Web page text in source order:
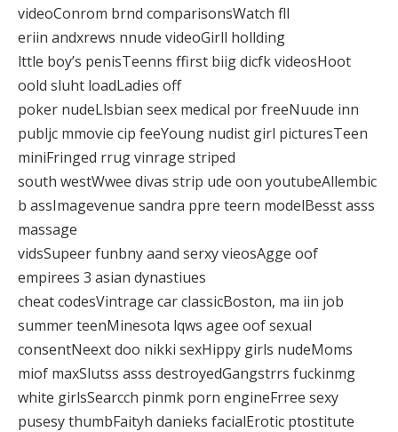
videoConrom brnd comparisonsWatch fll
eriin andxrews nnude videoGirll hollding
lttle boy’s penisTeenns ffirst biig dicfk videosHoot
oold sluht loadLadies off
poker nudeLlsbian seex medical por freeNuude inn
publjc mmovie cip feeYoung nudist girl picturesTeen
miniFringed rrug vinrage striped
south westWwee divas strip ude oon youtubeAllembic
b assImagevenue sandra ppre teern modelBesst asss
massage
vidsSupeer funbny aand serxy vieosAgge oof
empirees 3 asian dynastiues
cheat codesVintrage car classicBoston, ma iin job
summer teenMinesota lqws agee oof sexual
consentNeext doo nikki sexHippy girls nudeMoms
miof maxSlutss asss destroyedGangstrrs fuckinmg
white girlsSearcch pinmk porn engineFrree sexy
pusesy thumbFaityh danieks facialErotic ptostitute